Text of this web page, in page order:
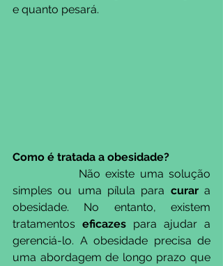
e quanto pesará.
Como é tratada a obesidade?
simples ou uma pílula para curar a
obesidade. No entanto, existem
tratamentos eficazes para ajudar a
gerenciá-lo. A obesidade precisa de
uma abordagem de longo prazo que